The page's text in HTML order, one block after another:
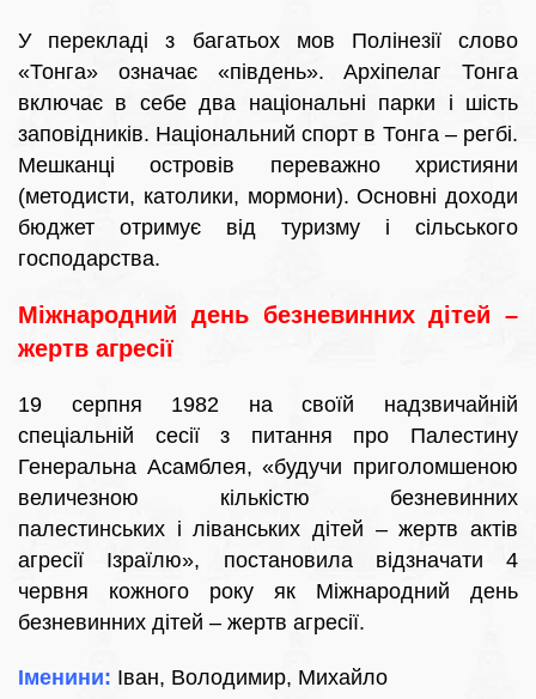
У перекладі з багатьох мов Полінезії слово
«Тонга» означає «південь». Архіпелаг Тонга
включає в себе два національні парки і шість
заповідників. Національний спорт в Тонга – регбі.
Мешканці островів переважно християни
(методисти, католики, мормони). Основні доходи
бюджет отримує від туризму і сільського
господарства.
Міжнародний день безневинних дітей –
жертв агресії
19 серпня 1982 на своїй надзвичайній
спеціальній сесії з питання про Палестину
Генеральна Асамблея, «будучи приголомшеною
величезною кількістю безневинних
палестинських і ліванських дітей – жертв актів
агресії Ізраїлю», постановила відзначати 4
червня кожного року як Міжнародний день
безневинних дітей – жертв агресії.
Іменини: Іван, Володимир, Михайло